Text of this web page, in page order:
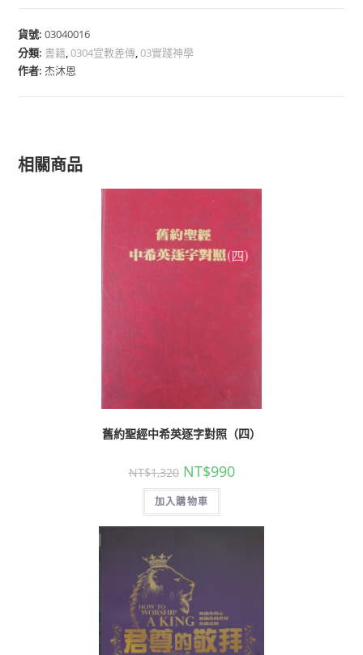
貨號:03040016
分類: 書籍,0304宣教差傳,03實踐神學
作者: 杰沐恩
相關商品
舊約聖經中希英逐字對照（四）
NT$1,320 NT$990
加入購物車